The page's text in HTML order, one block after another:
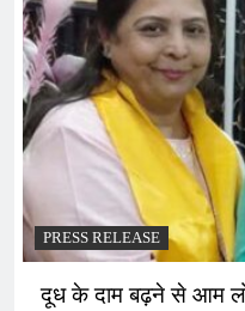
PRESS RELEASE
दूध के दाम बढ़ने से आम